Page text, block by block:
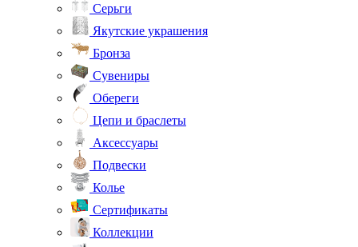
Серьги
Якутские украшения
Бронза
Сувениры
Обереги
Цепи и браслеты
Аксессуары
Подвески
Колье
Сертификаты
Коллекции